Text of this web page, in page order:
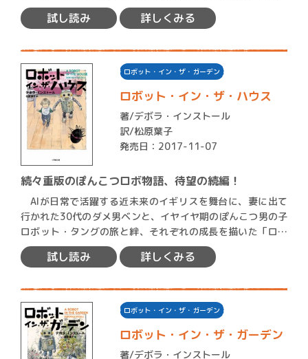
と、…
試し読み 詳しくみる
ロボット・イン・ザ・ガーデン
ロボット・イン・ザ・ハウス
著/デボラ・インストール
訳/松原葉子
発売日：2017-11-07
続々重版のぽんこつロボ物語、待望の続編！
AIが日常で活躍する近未来のイギリスを舞台に、妻に出て
行かれた30代のダメ男ベンと、イヤイヤ期のぽんこつ男の子
ロボット・タングの旅と絆、それぞれの成長を描いた「ロボ
ット…
試し読み 詳しくみる
ロボット・イン・ザ・ガーデン
ロボット・イン・ザ・ガーデン
著/デボラ・インストール